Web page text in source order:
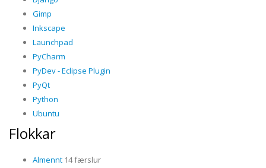
Gimp
Inkscape
Launchpad
PyCharm
PyDev - Eclipse Plugin
PyQt
Python
Ubuntu
Flokkar
Almennt 14 færslur